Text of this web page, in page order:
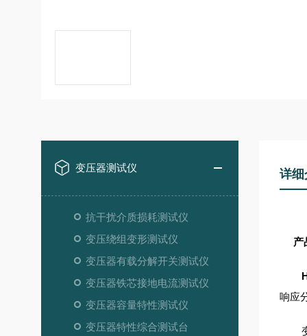
变压器测试仪
抗干扰介质损耗测试仪
变压绕组变形测试仪
变压器有载分解开关测试仪
变压器铁芯接地电流测试仪
变压器容量特性测试仪
变压器特性综合测试台
详细
产
响应